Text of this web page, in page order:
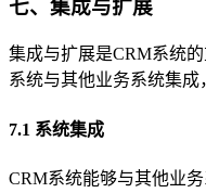
七、集成与扩展
集成与扩展是CRM系统
系统与其他业务系统集成
7.1 系统集成
CRM系统能够与其他业